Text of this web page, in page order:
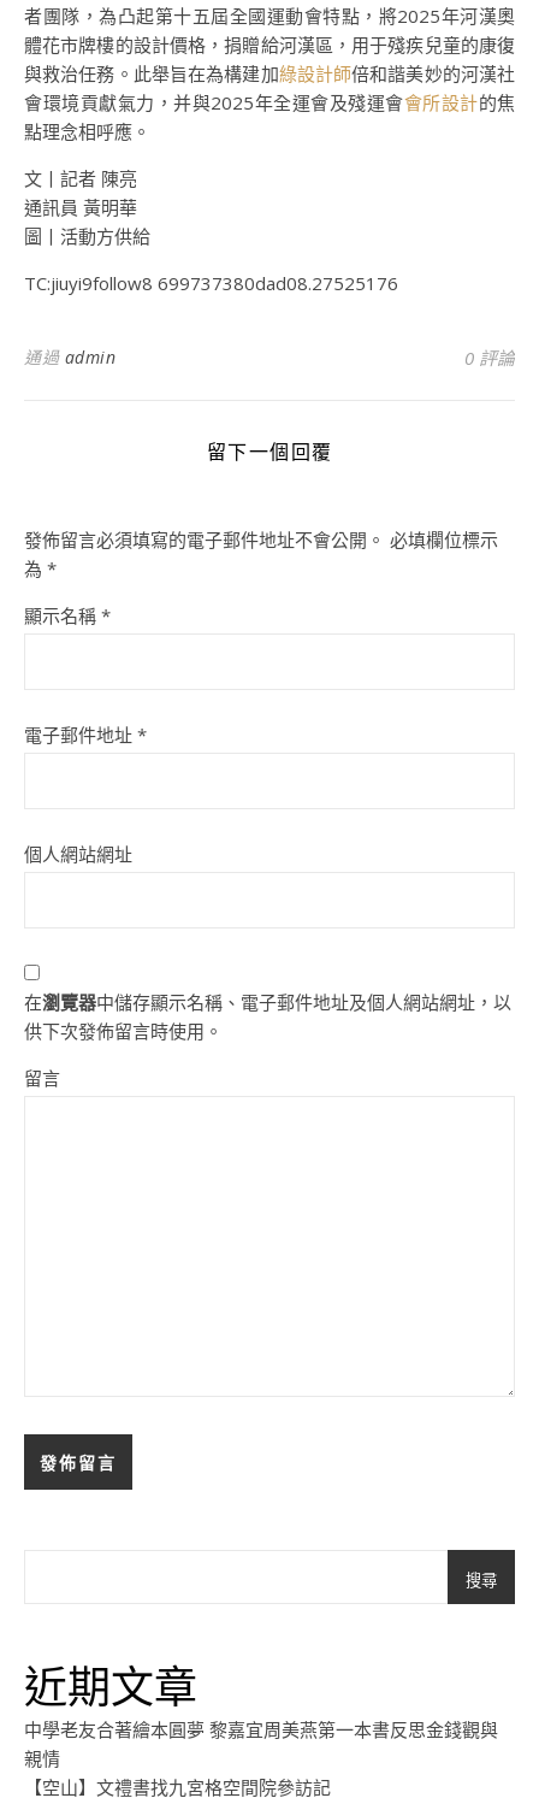
者團隊，為凸起第十五屆全國運動會特點，將2025年河漢奧
體花市牌樓的設計價格，捐贈給河漢區，用于殘疾兒童的康復
與救治任務。此舉旨在為構建加綠設計師倍和諧美妙的河漢社
會環境貢獻氣力，并與2025年全運會及殘運會會所設計的焦
點理念相呼應。
文丨記者 陳亮
通訊員 黃明華
圖丨活動方供給
TC:jiuyi9follow8 699737380dad08.27525176
通過 admin 0 評論
留下一個回覆
發佈留言必須填寫的電子郵件地址不會公開。 必填欄位標示
為 *
顯示名稱 *
電子郵件地址 *
個人網站網址
在瀏覽器中儲存顯示名稱、電子郵件地址及個人網站網址，以
供下次發佈留言時使用。
留言
搜尋
近期文章
中學老友合著繪本圓夢 黎嘉宜周美燕第一本書反思金錢觀與
親情
【空山】文禮書找九宮格空間院參訪記